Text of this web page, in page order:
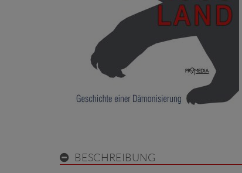
BESCHREIBUNG